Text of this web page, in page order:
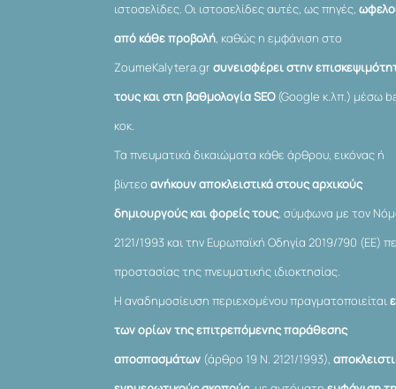
ιστοσελίδες. Οι ιστοσελίδες αυτές, ως πηγές,
από κάθε προβολή, καθώς η εμφάνιση στο
ZoumeKalytera.gr συνεισφέρει στην
τους και στη βαθμολογία SEO(Google κ.λπ.) μέσω
κοκ.
Τα πνευματικά δικαιώματα κάθε άρθρου, εικόνας ή
βίντεοανήκουν αποκλειστικά στους αρχικούς
δημιουργούς και φορείς τους, σύμφωνα με τον
2121/1993 και την Ευρωπαϊκή Οδηγία 2019/790 (ΕΕ)
προστασίας της πνευματικής ιδιοκτησίας.
Η αναδημοσίευση περιεχομένου πραγματοποιείται
των ορίων της επιτρεπόμενης παράθεσης
αποσπασμάτων (άρθρο 19 Ν. 2121/1993),